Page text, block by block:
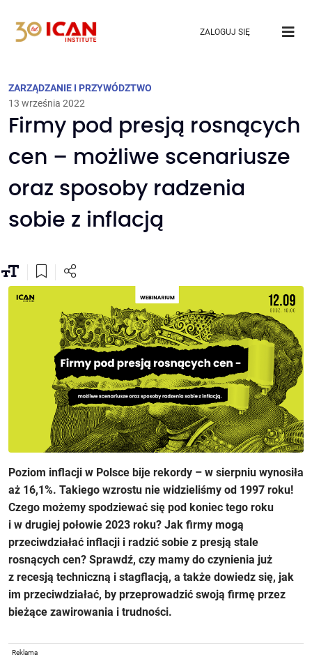
ZALOGUJ SIĘ
ZARZĄDZANIE I PRZYWÓDZTWO
13 września 2022
Firmy pod presją rosnących
cen – możliwe scenariusze
oraz sposoby radzenia
sobie z inflacją
Poziom inflacji w Polsce bije rekordy – w sierpniu wynosiła
aż 16,1%. Takiego wzrostu nie widzieliśmy od 1997 roku!
Czego możemy spodziewać się pod koniec tego roku
i w drugiej połowie 2023 roku? Jak firmy mogą
przeciwdziałać inflacji i radzić sobie z presją stale
rosnących cen? Sprawdź, czy mamy do czynienia już
z recesją techniczną i stagflacją, a także dowiedz się, jak
im przeciwdziałać, by przeprowadzić swoją firmę przez
bieżące zawirowania i trudności.
Reklama